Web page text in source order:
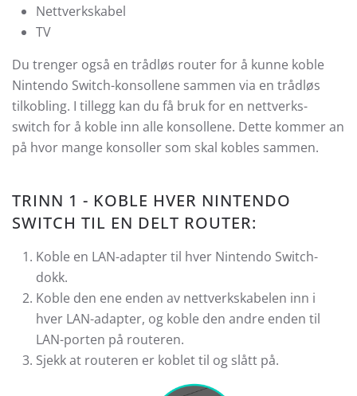
Nettverkskabel
TV
Du trenger også en trådløs router for å kunne koble
Nintendo Switch-konsollene sammen via en trådløs
tilkobling. I tillegg kan du få bruk for en nettverks-
switch for å koble inn alle konsollene. Dette kommer an
på hvor mange konsoller som skal kobles sammen.
TRINN 1 - KOBLE HVER NINTENDO
SWITCH TIL EN DELT ROUTER:
Koble en LAN-adapter til hver Nintendo Switch-
dokk.
Koble den ene enden av nettverkskabelen inn i
hver LAN-adapter, og koble den andre enden til
LAN-porten på routeren.
Sjekk at routeren er koblet til og slått på.